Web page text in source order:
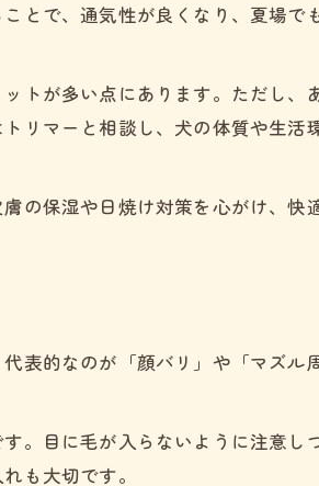
とで、通気性が良くなり、夏場で
トが多い点にあります。ただし、
リマーと相談し、犬の体質や生活
の保湿や日焼け対策を心がけ、快
表的なのが「顔バリ」や「マズル
。目に毛が入らないように注意し
も大切です。